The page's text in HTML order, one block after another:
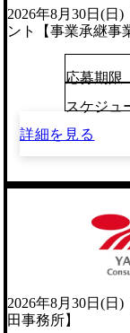
2026年8月30日(日
ント【事業承継事
応募期限
スケジュ
詳細を見る
2026年8月30日(日
田事務所】